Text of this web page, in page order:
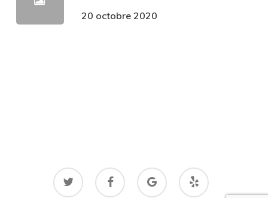
20 octobre 2020
twitter facebook
google-
plus
yelp